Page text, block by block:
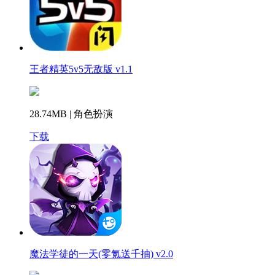
王者精英5v5无敌版 v1.1
28.74MB | 角色扮演
下载
魔法学徒的一天(零氪送千抽) v2.0